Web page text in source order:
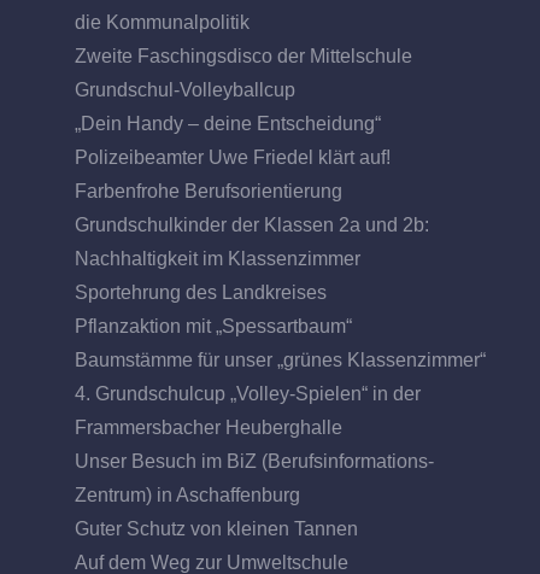
die Kommunalpolitik
Zweite Faschingsdisco der Mittelschule
Grundschul-Volleyballcup
„Dein Handy – deine Entscheidung“
Polizeibeamter Uwe Friedel klärt auf!
Farbenfrohe Berufsorientierung
Grundschulkinder der Klassen 2a und 2b:
Nachhaltigkeit im Klassenzimmer
Sportehrung des Landkreises
Pflanzaktion mit „Spessartbaum“
Baumstämme für unser „grünes Klassenzimmer“
4. Grundschulcup „Volley-Spielen“ in der
Frammersbacher Heuberghalle
Unser Besuch im BiZ (Berufsinformations-
Zentrum) in Aschaffenburg
Guter Schutz von kleinen Tannen
Auf dem Weg zur Umweltschule